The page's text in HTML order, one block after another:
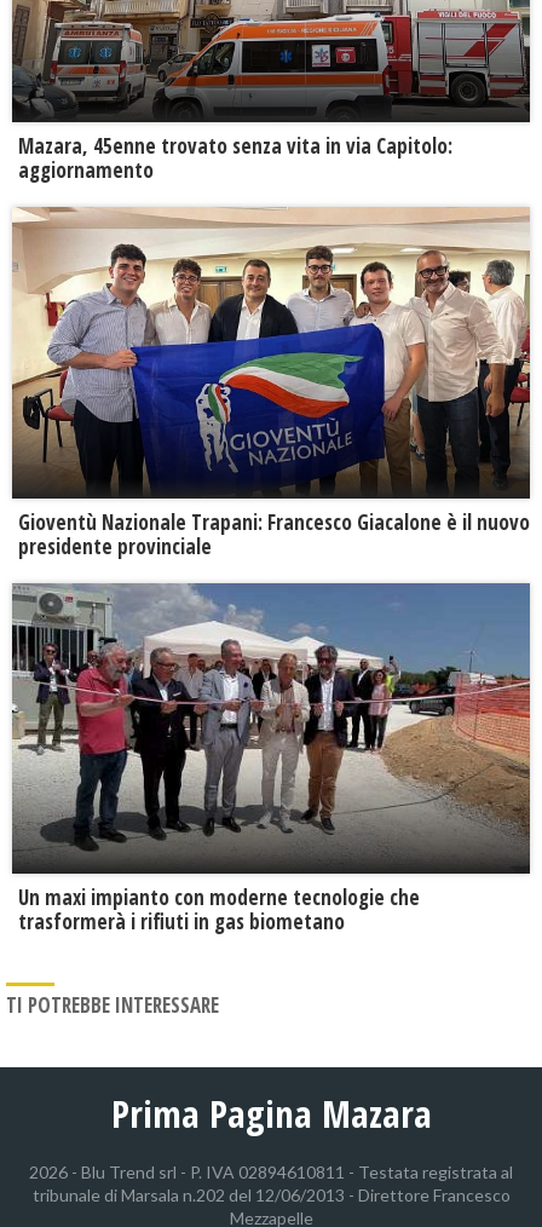
Mazara, 45enne trovato senza vita in via Capitolo:
aggiornamento
Gioventù Nazionale Trapani: Francesco Giacalone è il nuovo
presidente provinciale
Un maxi impianto con moderne tecnologie che
trasformerà i rifiuti in gas biometano
TI POTREBBE INTERESSARE
Prima Pagina Mazara
2026 - Blu Trend srl - P. IVA 02894610811 - Testata registrata al
tribunale di Marsala n.202 del 12/06/2013 - Direttore Francesco
Mezzapelle